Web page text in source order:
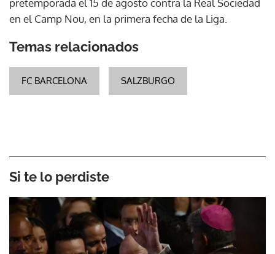
pretemporada el 15 de agosto contra la Real Sociedad
en el Camp Nou, en la primera fecha de la Liga.
Temas relacionados
FC BARCELONA SALZBURGO
Si te lo perdiste